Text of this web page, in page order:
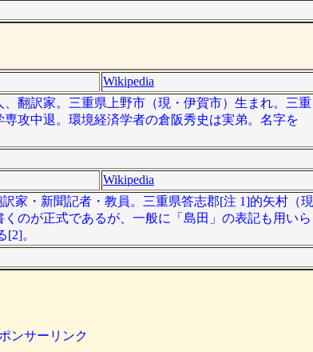
Wikipedia
翻訳家。三重県上野市（現・伊賀市）生まれ。三重
攻中退。環境経済学者の倉阪秀史は実弟。名字を
Wikipedia
家・新聞記者・教員。三重県答志郡[注 1]的矢村（現
のが正式であるが、一般に「島田」の表記も用いら
。
ンサーリンク